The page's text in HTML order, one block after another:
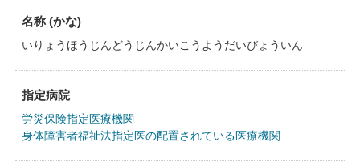
名称 (かな)
いりょうほうじんどうじんかいこうようだいびょういん
指定病院
労災保険指定医療機関
身体障害者福祉法指定医の配置されている医療機関